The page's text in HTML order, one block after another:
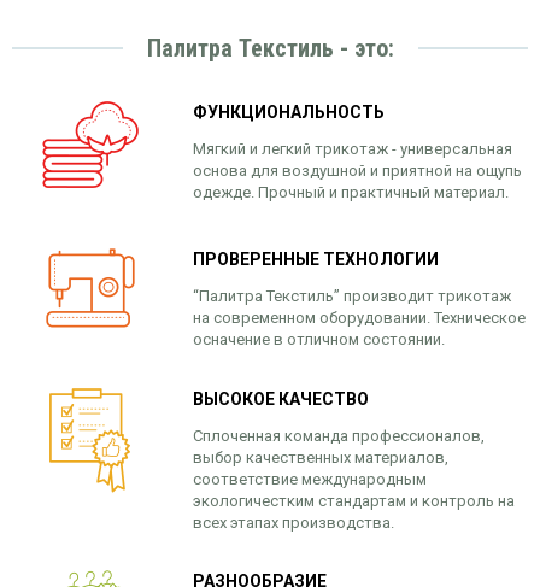
Палитра Текстиль - это:
ФУНКЦИОНАЛЬНОСТЬ
Мягкий и легкий трикотаж - универсальная
основа для воздушной и приятной на ощупь
одежде. Прочный и практичный материал.
ПРОВЕРЕННЫЕ ТЕХНОЛОГИИ
“Палитра Текстиль” производит трикотаж
на современном оборудовании. Техническое
осначение в отличном состоянии.
ВЫСОКОЕ КАЧЕСТВО
Сплоченная команда профессионалов,
выбор качественных материалов,
соответствие международным
экологичестким стандартам и контроль на
всех этапах производства.
РАЗНООБРАЗИЕ